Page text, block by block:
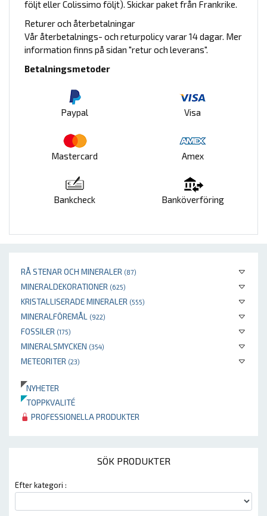
RÅ STENAR OCH MINERALER (87)
MINERALDEKORATIONER (625)
KRISTALLISERADE MINERALER (555)
MINERALFÖREMÅL (922)
FOSSILER (175)
MINERALSMYCKEN (354)
METEORITER (23)
NYHETER
TOPPKVALITÉ
PROFESSIONELLA PRODUKTER
SÖK PRODUKTER
Efter kategori :
följt eller Colissimo följt). Skickar paket från Frankrike.
Returer och återbetalningar
Vår återbetalnings- och returpolicy varar 14 dagar. Mer
information finns på sidan "retur och leverans".
Betalningsmetoder
Paypal Visa
Mastercard Amex
Bankcheck Banköverföring